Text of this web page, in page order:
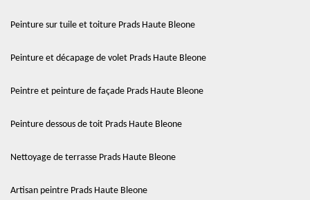
Peinture sur tuile et toiture Prads Haute Bleone
Peinture et décapage de volet Prads Haute Bleone
Peintre et peinture de façade Prads Haute Bleone
Peinture dessous de toit Prads Haute Bleone
Nettoyage de terrasse Prads Haute Bleone
Artisan peintre Prads Haute Bleone